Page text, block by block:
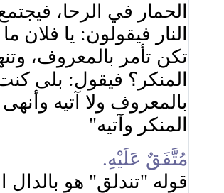
الحمار في الرحا،
النار فيقولون: يا فلان
تكن تأمر بالمعروف،
المنكر؟ فيقول: بلى
بالمعروف ولا آتيه
المنكر وآتيه"
مُتَّفَقٌ عَلَيْهِ.
قوله "تندلق" هو بالدال